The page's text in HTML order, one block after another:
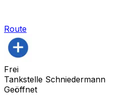
Route
Frei
Tankstelle Schniedermann
Geöffnet